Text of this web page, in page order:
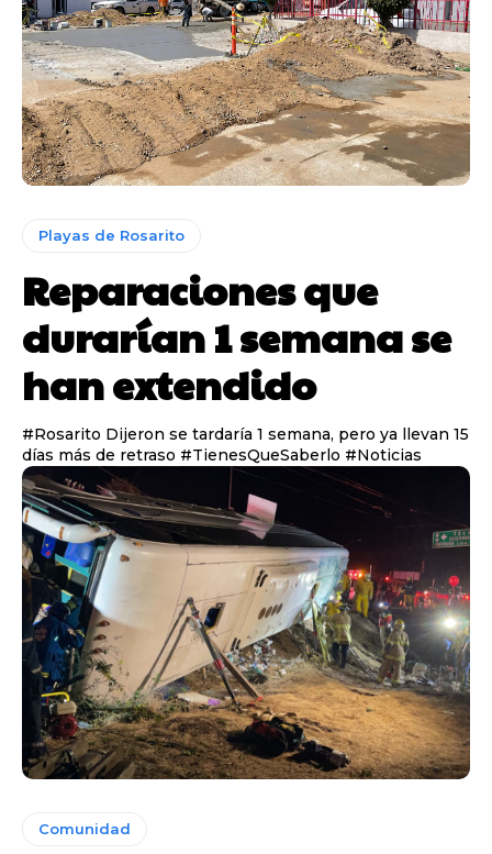
Playas de Rosarito
Reparaciones que
durarían 1 semana se
han extendido
#Rosarito Dijeron se tardaría 1 semana, pero ya llevan 15
días más de retraso #TienesQueSaberlo #Noticias
Comunidad